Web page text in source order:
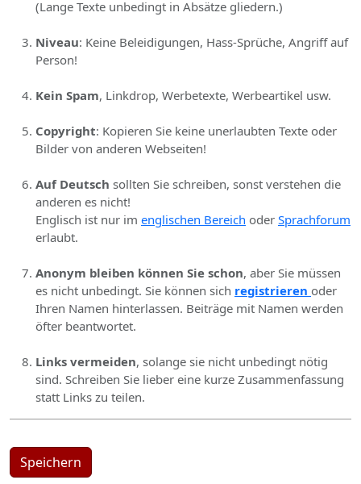
(Lange Texte unbedingt in Absätze gliedern.)
Niveau: Keine Beleidigungen, Hass-Sprüche, Angriff auf
Person!
Kein Spam, Linkdrop, Werbetexte, Werbeartikel usw.
Copyright: Kopieren Sie keine unerlaubten Texte oder
Bilder von anderen Webseiten!
Auf Deutsch sollten Sie schreiben, sonst verstehen die
anderen es nicht!
Englisch ist nur im englischen Bereich oder Sprachforum
erlaubt.
Anonym bleiben können Sie schon, aber Sie müssen
es nicht unbedingt. Sie können sich registrieren oder
Ihren Namen hinterlassen. Beiträge mit Namen werden
öfter beantwortet.
Links vermeiden, solange sie nicht unbedingt nötig
sind. Schreiben Sie lieber eine kurze Zusammenfassung
statt Links zu teilen.
Speichern